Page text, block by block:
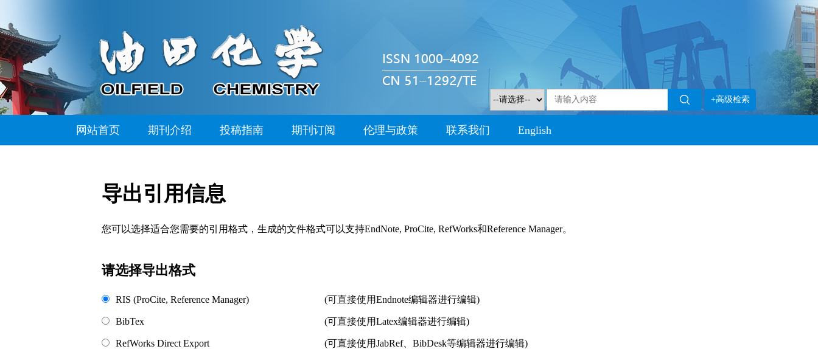
+高级检索
网站首页 期刊介绍 投稿指南 期刊订阅 伦理与政策 联系我们 English
导出引用信息
您可以选择适合您需要的引用格式，生成的文件格式可以支持EndNote, ProCite, RefWorks和Reference Manager。
请选择导出格式
RIS (ProCite, Reference Manager) (可直接使用Endnote编辑器进行编辑)
BibTex (可直接使用Latex编辑器进行编辑)
RefWorks Direct Export (可直接使用JabRef、BibDesk等编辑器进行编辑)